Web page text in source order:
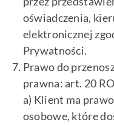
oświadczenia,
elektronicznej
Prywatności.
Prawo do
prawna: art. 20
a) Klient ma
osobowe, które